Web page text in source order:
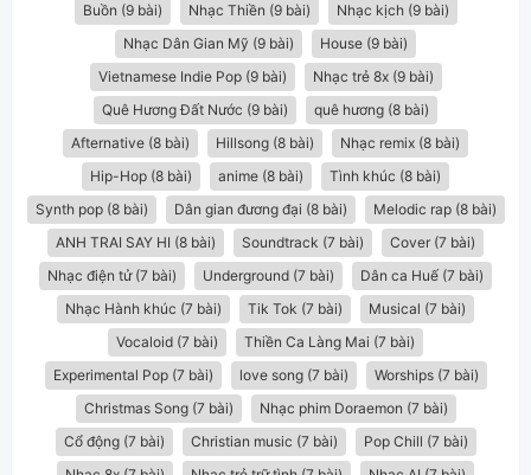
Buồn (9 bài)
Nhạc Thiền (9 bài)
Nhạc kịch (9 bài)
Nhạc Dân Gian Mỹ (9 bài)
House (9 bài)
Vietnamese Indie Pop (9 bài)
Nhạc trẻ 8x (9 bài)
Quê Hương Đất Nước (9 bài)
quê hương (8 bài)
Afternative (8 bài)
Hillsong (8 bài)
Nhạc remix (8 bài)
Hip-Hop (8 bài)
anime (8 bài)
Tình khúc (8 bài)
Synth pop (8 bài)
Dân gian đương đại (8 bài)
Melodic rap (8 bài)
ANH TRAI SAY HI (8 bài)
Soundtrack (7 bài)
Cover (7 bài)
Nhạc điện tử (7 bài)
Underground (7 bài)
Dân ca Huế (7 bài)
Nhạc Hành khúc (7 bài)
Tik Tok (7 bài)
Musical (7 bài)
Vocaloid (7 bài)
Thiền Ca Làng Mai (7 bài)
Experimental Pop (7 bài)
love song (7 bài)
Worships (7 bài)
Christmas Song (7 bài)
Nhạc phim Doraemon (7 bài)
Cổ động (7 bài)
Christian music (7 bài)
Pop Chill (7 bài)